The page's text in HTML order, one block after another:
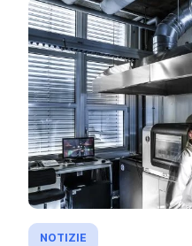
NOTIZIE